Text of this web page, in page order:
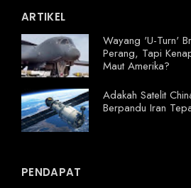
ARTIKEL
Wayang 'U-Turn'
Perang, Tapi
Maut Amerika?
Adakah Satelit
Berpandu Iran
PENDAPAT